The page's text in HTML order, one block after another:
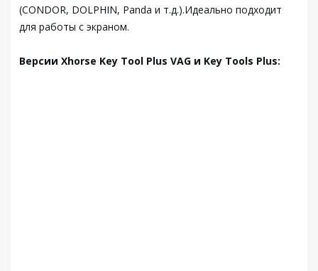
(CONDOR, DOLPHIN, Panda и т.д.).Идеально подходит
для работы с экраном.
Версии Xhorse Key Tool Plus VAG и Key Tools Plus: